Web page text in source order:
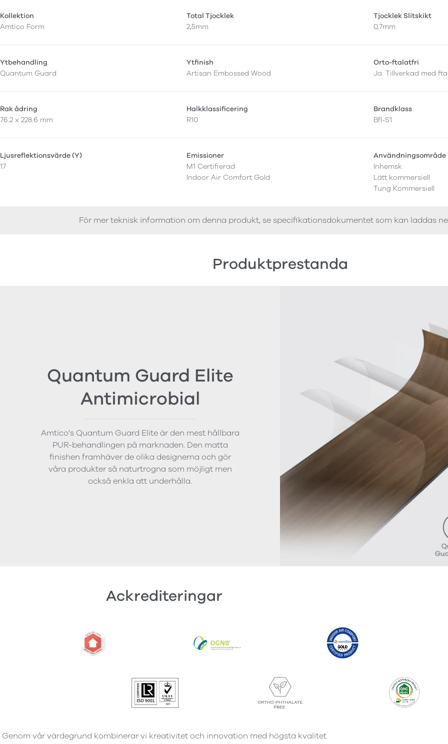
Kollektion
Amtico Form
Total Tjocklek
2,5mm
Tjocklek Slitskikt
0,7mm
Ytbehandling
Quantum Guard
Ytfinish
Artisan Embossed Wood
Orto-ftalatfri
Ja. Tillverkad med
Rak ådring
76.2 x 228.6 mm
Halkklassificering
R10
Brandklass
Bfl-S1
Ljusreflektionsvärde (Y)
17
Emissioner
M1 Certifierad
Indoor Air Comfort Gold
Användningsområde
Inhemsk
Lätt kommersiell
Tung Kommersiell
För mer teknisk information om denna produkt, se specifikationsdokumentet som kan laddas
Produktprestanda
Quantum Guard Elite
Antimicrobial
Amtico's Quantum Guard Elite är den mest hållbara
PUR-behandlingen på marknaden. Den matta
finishen framhäver de olika designerna och gör
våra produkter så naturtrogna som möjligt men
också enkla att underhålla.
Ackrediteringar
Genom vår värdegrund kombinerar vi kreativitet och innovation med högsta kvalitet